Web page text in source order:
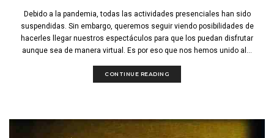
Debido a la pandemia, todas las actividades presenciales han sido
suspendidas. Sin embargo, queremos seguir viendo posibilidades de
hacerles llegar nuestros espectáculos para que los puedan disfrutar
aunque sea de manera virtual. Es por eso que nos hemos unido al...
CONTINUE READING